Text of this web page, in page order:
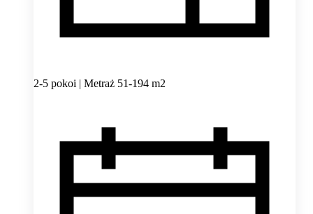
2-5 pokoi | Metraż 51-194 m2